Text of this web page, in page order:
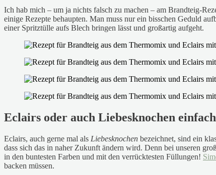
Ich hab mich – um ja nichts falsch zu machen – am Brandteig-
einige Rezepte behaupten. Man muss nur ein bisschen Geduld
einer Spritztülle aufs Blech bringen lässt und großartig aufgeht.
Eclairs oder auch Liebesknochen
Eclairs, auch gerne mal als Liebesknochen bezeichnet, sind ein
dass sich das in naher Zukunft ändern wird. Denn bei unseren
in den buntesten Farben und mit den verrücktesten Füllungen!
backen müssen.